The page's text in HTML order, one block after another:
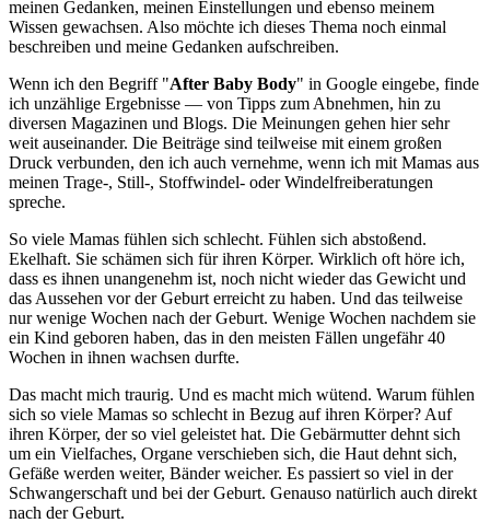
meinen Gedanken, meinen Einstellungen und ebenso meinem
Wissen gewachsen. Also möchte ich dieses Thema noch einmal
beschreiben und meine Gedanken aufschreiben.
Wenn ich den Begriff "After Baby Body" in Google eingebe, finde
ich unzählige Ergebnisse — von Tipps zum Abnehmen, hin zu
diversen Magazinen und Blogs. Die Meinungen gehen hier sehr
weit auseinander. Die Beiträge sind teilweise mit einem großen
Druck verbunden, den ich auch vernehme, wenn ich mit Mamas aus
meinen Trage-, Still-, Stoffwindel- oder Windelfreiberatungen
spreche.
So viele Mamas fühlen sich schlecht. Fühlen sich abstoßend.
Ekelhaft. Sie schämen sich für ihren Körper. Wirklich oft höre ich,
dass es ihnen unangenehm ist, noch nicht wieder das Gewicht und
das Aussehen vor der Geburt erreicht zu haben. Und das teilweise
nur wenige Wochen nach der Geburt. Wenige Wochen nachdem sie
ein Kind geboren haben, das in den meisten Fällen ungefähr 40
Wochen in ihnen wachsen durfte.
Das macht mich traurig. Und es macht mich wütend. Warum fühlen
sich so viele Mamas so schlecht in Bezug auf ihren Körper? Auf
ihren Körper, der so viel geleistet hat. Die Gebärmutter dehnt sich
um ein Vielfaches, Organe verschieben sich, die Haut dehnt sich,
Gefäße werden weiter, Bänder weicher. Es passiert so viel in der
Schwangerschaft und bei der Geburt. Genauso natürlich auch direkt
nach der Geburt.